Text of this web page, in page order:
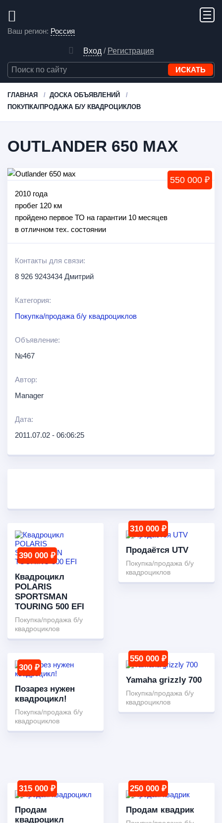
Ваш регион: Россия
Вход / Регистрация
ГЛАВНАЯ
ДОСКА ОБЪЯВЛЕНИЙ
ПОКУПКА/ПРОДАЖА Б/У КВАДРОЦИКЛОВ
OUTLANDER 650 МАХ
550 000 ₽
2010 года
пробег 120 км
пройдено первое ТО на гарантии 10 месяцев
в отличном тех. состоянии
Контакты для связи:
8 926 9243434 Дмитрий
Категория:
Покупка/продажа б/у квадроциклов
Объявление:
№467
Автор:
Manager
Дата:
2011.07.02 - 06:06:25
390 000 ₽
Квадроцикл
POLARIS
SPORTSMAN
TOURING 500 EFI
Покупка/продажа б/у
квадроциклов
310 000 ₽
Продаётся UTV
Покупка/продажа б/у
квадроциклов
300 ₽
Позарез нужен
квадроцикл!
Покупка/продажа б/у
квадроциклов
550 000 ₽
Yamaha grizzly 700
Покупка/продажа б/у
квадроциклов
315 000 ₽
Продам
квадроцикл
250 000 ₽
Продам квадрик